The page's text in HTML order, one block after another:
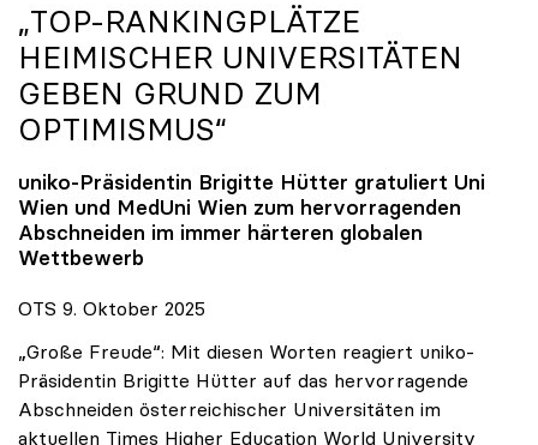
„TOP-RANKINGPLÄTZE
HEIMISCHER UNIVERSITÄTEN
GEBEN GRUND ZUM
OPTIMISMUS“
uniko-Präsidentin Brigitte Hütter gratuliert Uni
Wien und MedUni Wien zum hervorragenden
Abschneiden im immer härteren globalen
Wettbewerb
OTS 9. Oktober 2025
„Große Freude“: Mit diesen Worten reagiert uniko-
Präsidentin Brigitte Hütter auf das hervorragende
Abschneiden österreichischer Universitäten im
aktuellen Times Higher Education World University